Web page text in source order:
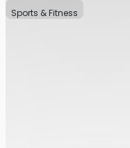
Sports & Fitness